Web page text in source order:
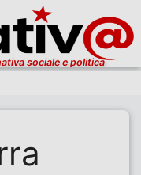
sociale e politica